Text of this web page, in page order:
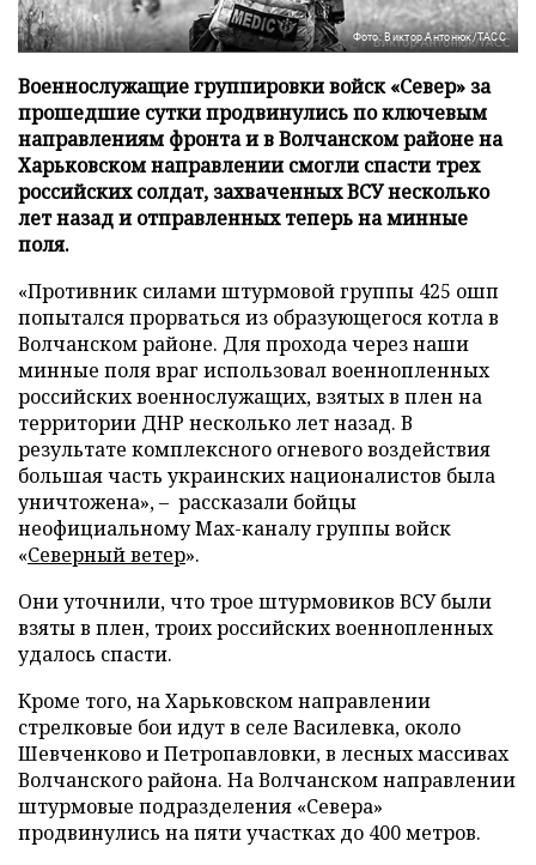
Фото: Виктор Антонюк/ТАСС
Военнослужащие группировки войск «Север» за
прошедшие сутки продвинулись по ключевым
направлениям фронта и в Волчанском районе на
Харьковском направлении смогли спасти трех
российских солдат, захваченных ВСУ несколько
лет назад и отправленных теперь на минные
поля.
«Противник силами штурмовой группы 425 ошп
попытался прорваться из образующегося котла в
Волчанском районе. Для прохода через наши
минные поля враг использовал военнопленных
российских военнослужащих, взятых в плен на
территории ДНР несколько лет назад. В
результате комплексного огневого воздействия
большая часть украинских националистов была
уничтожена», – рассказали бойцы
неофициальному Max-каналу группы войск
«Северный ветер».
Они уточнили, что трое штурмовиков ВСУ были
взяты в плен, троих российских военнопленных
удалось спасти.
Кроме того, на Харьковском направлении
стрелковые бои идут в селе Василевка, около
Шевченково и Петропавловки, в лесных массивах
Волчанского района. На Волчанском направлении
штурмовые подразделения «Севера»
продвинулись на пяти участках до 400 метров.